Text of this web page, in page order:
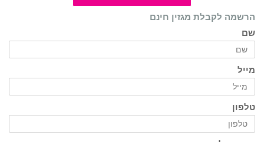
הרשמה לקבלת מגזין חינם
שם
מייל
טלפון